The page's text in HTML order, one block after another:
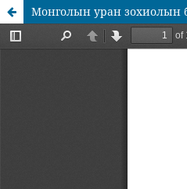
Монголын уран зохиолын